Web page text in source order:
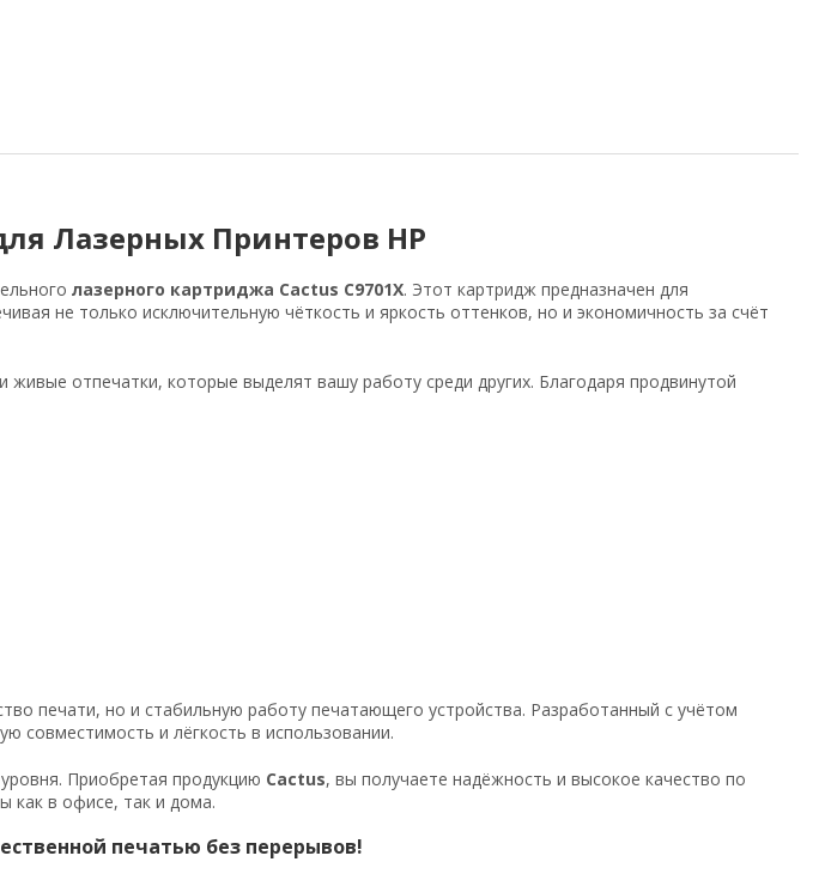
Лазерных Принтеров HP
лазерного картриджа Cactus C9701X. Этот картридж предназначен для
не только исключительную чёткость и яркость оттенков, но и экономичность за счёт
отпечатки, которые выделят вашу работу среди других. Благодаря продвинутой
печати, но и стабильную работу печатающего устройства. Разработанный с учётом
совместимость и лёгкость в использовании.
Приобретая продукцию Cactus, вы получаете надёжность и высокое качество по
как в офисе, так и дома.
печатью без перерывов!